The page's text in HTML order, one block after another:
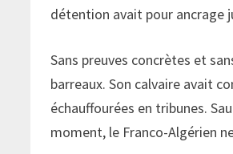
détention avait pour ancrage
Sans preuves concrètes et
barreaux. Son calvaire avait
échauffourées en tribunes.
moment, le Franco-Algérien